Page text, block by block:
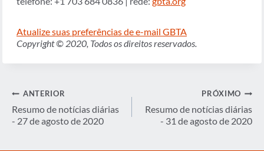
Atualize suas preferências de e-mail GBTA
Copyright © 2020, Todos os direitos reservados.
Navegação
de
Post
ANTERIOR
Resumo de notícias diárias
- 27 de agosto de 2020
PRÓXIMO
Resumo de notícias diárias
- 31 de agosto de 2020